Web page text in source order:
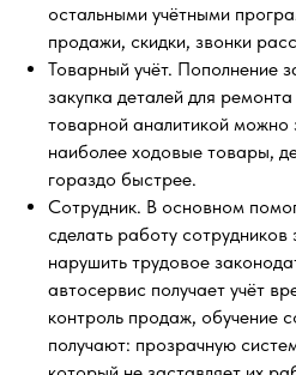
остальными учётными
продажи, скидки, звонки
Товарный учёт. Пополнение
закупка деталей для
товарной аналитикой можно
наиболее ходовые товары,
гораздо быстрее.
Сотрудник. В основном
сделать работу
нарушить трудовое
автосервис получает учёт
контроль продаж, обучение
получают: прозрачную